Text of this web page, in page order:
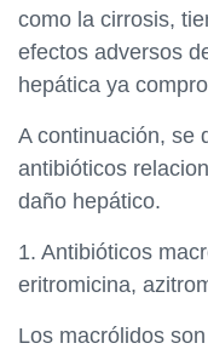
como la cirrosis,
efectos adversos
hepática ya
A continuación, se
antibióticos
daño hepático.
1. Antibióticos
eritromicina,
Los macrólidos